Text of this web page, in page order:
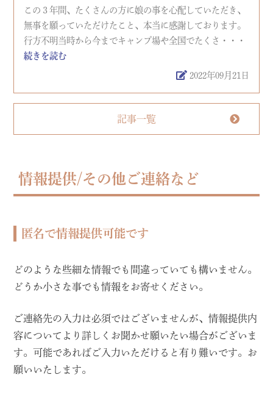
この３年間、たくさんの方に娘の事を心配していただき、
無事を願っていただけたこと、本当に感謝しております。
行方不明当時から今までキャンプ場や全国でたくさ・・・
続きを読む
2022年09月21日
記事一覧
情報提供/その他ご連絡など
匿名で情報提供可能です
どのような些細な情報でも間違っていても構いません。
どうか小さな事でも情報をお寄せください。
ご連絡先の入力は必須ではございませんが、情報提供内
容についてより詳しくお聞かせ願いたい場合がございま
す。可能であればご入力いただけると有り難いです。お
願いいたします。